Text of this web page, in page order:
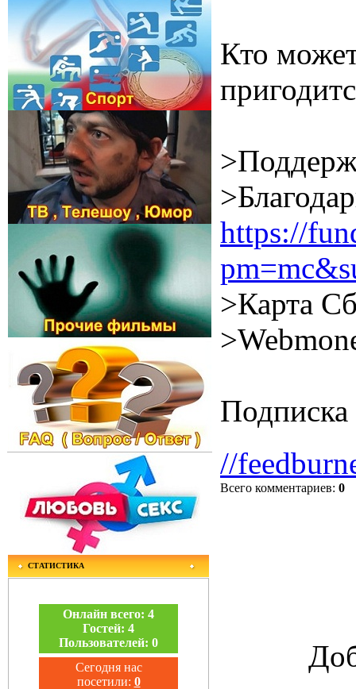
СТАТИСТИКА
Онлайн всего: 4
Гостей: 4
Пользователей: 0
Сегодня нас
посетили: 0
Кто
https://
>Карта
Подписка
//
Всего комментариев: 0